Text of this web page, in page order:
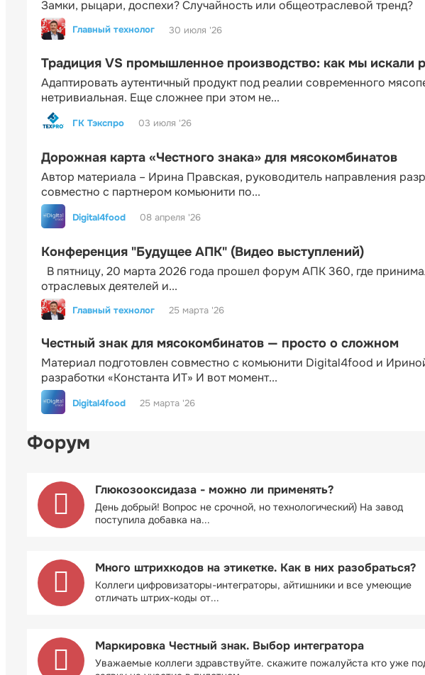
Замки, рыцари, доспехи? Случайность или общеотраслевой тренд?
Главный технолог 30 июля '26
Традиция VS промышленное производство: как мы искали
Адаптировать аутентичный продукт под реалии современного
нетривиальная. Еще сложнее при этом не...
ГК Тэкспро 03 июля '26
Дорожная карта «Честного знака» для мясокомбинатов
Автор материала – Ирина Правская, руководитель направления
совместно с партнером комьюнити по...
Digital4food 08 апреля '26
Конференция "Будущее АПК" (Видео выступлений)
В пятницу, 20 марта 2026 года прошел форум АПК 360, где
отраслевых деятелей и...
Главный технолог 25 марта '26
Честный знак для мясокомбинатов — просто о сложном
Материал подготовлен совместно с комьюнити Digital4food и
разработки «Константа ИТ» И вот момент...
Digital4food 25 марта '26
Форум
Глюкозооксидаза - можно ли применять?
День добрый! Вопрос не срочной, но технологический) На завод
поступила добавка на...
Много штрихкодов на этикетке. Как в них разобраться?
Коллеги цифровизаторы-интеграторы, айтишники и все умеющие
отличать штрих-коды от...
Маркировка Честный знак. Выбор интегратора
Уважаемые коллеги здравствуйте. скажите пожалуйста кто уже